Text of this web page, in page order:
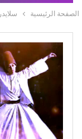
الصفحة الرئيسية سلايدر